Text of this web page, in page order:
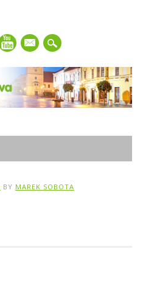
mail
BY MAREK SOBOTA